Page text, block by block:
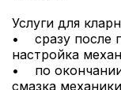
Услуги для
• сразу после
настройка
• по окончании
смазка